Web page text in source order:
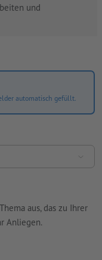
und
automatisch gefüllt.
aus, das zu Ihrer
Anliegen.